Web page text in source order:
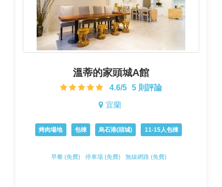
溫蒂的家頭城A館
4.6/5 5 則評論
宜蘭
烤肉場地 包棟 烏石港(頭城) 11-15人包棟
早餐 (免費) 停車場 (免費) 無線網路 (免費)